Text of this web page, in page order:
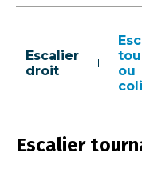
Escalier
droit
ou
Escalier